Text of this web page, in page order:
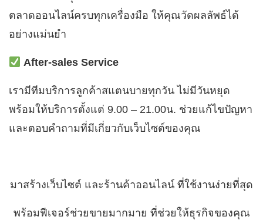
ตลาดออนไลน์ครบทุกเครื่องมือ ให้คุณวัดผลลัพธ์ได้
อย่างแม่นยำ
After-sales Service
เรามีทีมบริการลูกค้าสแตนบายทุกวัน ไม่มีวันหยุด
พร้อมให้บริการตั้งแต่ 9.00 – 21.00น. ช่วยแก้ไขปัญหา
และตอบคำถามที่มีเกี่ยวกับเว็บไซต์ของคุณ
มาสร้างเว็บไซต์ และร้านค้าออนไลน์ ที่ใช้งานง่ายที่สุด
พร้อมฟีเจอร์ช่วยขายมากมาย ที่ช่วยให้ธุรกิจของคุณ